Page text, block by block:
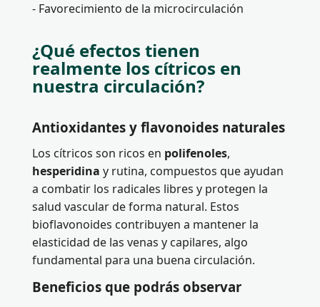
- Favorecimiento de la microcirculación
¿Qué efectos tienen
realmente los cítricos en
nuestra circulación?
Antioxidantes y flavonoides naturales
Los cítricos son ricos en polifenoles,
hesperidina y rutina, compuestos que ayudan
a combatir los radicales libres y protegen la
salud vascular de forma natural. Estos
bioflavonoides contribuyen a mantener la
elasticidad de las venas y capilares, algo
fundamental para una buena circulación.
Beneficios que podrás observar